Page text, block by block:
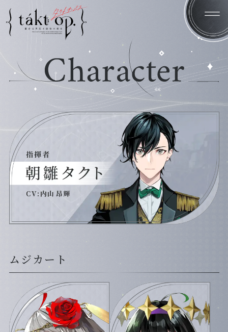
Home
News
System
Character
Staff/Cast
Products
Gallery
Special
ムジカート